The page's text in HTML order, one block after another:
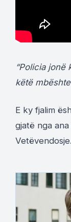
“Policia jonë
këtë
E ky fjalim
gjatë nga
Vetëvendosje.